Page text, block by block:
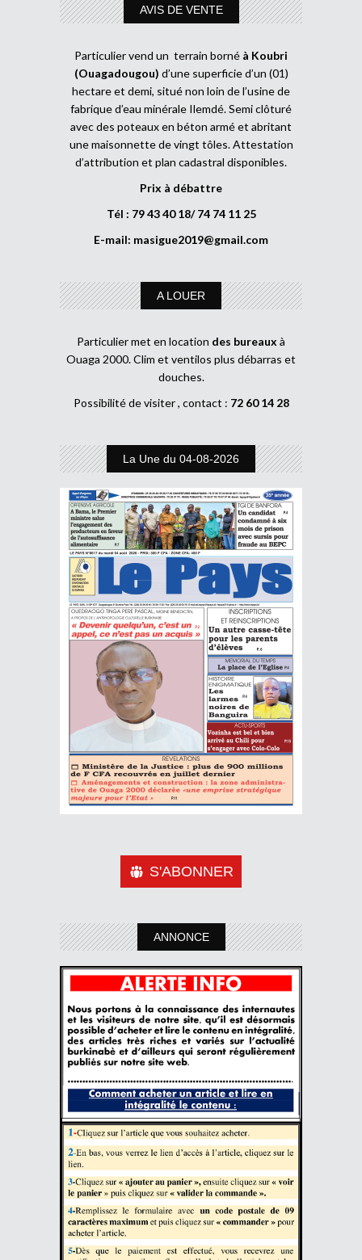
AVIS DE VENTE
Particulier vend un terrain borné à Koubri
(Ouagadougou) d’une superficie d’un (01)
hectare et demi, situé non loin de l’usine de
fabrique d’eau minérale Ilemdé. Semi clôturé
avec des poteaux en béton armé et abritant
une maisonnette de vingt tôles. Attestation
d’attribution et plan cadastral disponibles.
Prix à débattre
Tél : 79 43 40 18/ 74 74 11 25
E-mail: masigue2019@gmail.com
A LOUER
Particulier met en location des bureaux à
Ouaga 2000. Clim et ventilos plus débarras et
douches.
Possibilité de visiter , contact : 72 60 14 28
La Une du 04-08-2026
S'ABONNER
ANNONCE